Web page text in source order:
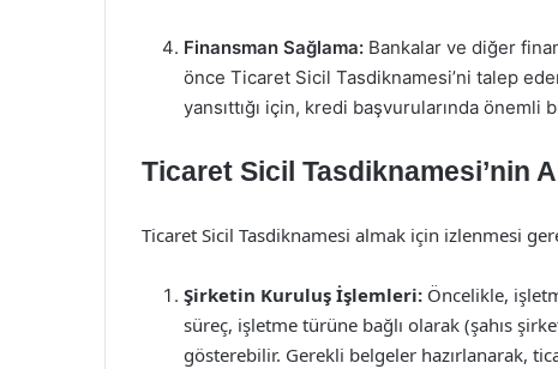
Finansman Sağlama: Bankalar ve diğer
önce Ticaret Sicil Tasdiknamesi’ni talep
yansıttığı için, kredi başvurularında önemli
Ticaret Sicil Tasdiknamesi’nin
Ticaret Sicil Tasdiknamesi almak için izlenmesi
Şirketin Kuruluş İşlemleri: Öncelikle,
süreç, işletme türüne bağlı olarak (şahıs
gösterebilir. Gerekli belgeler hazırlanarak,